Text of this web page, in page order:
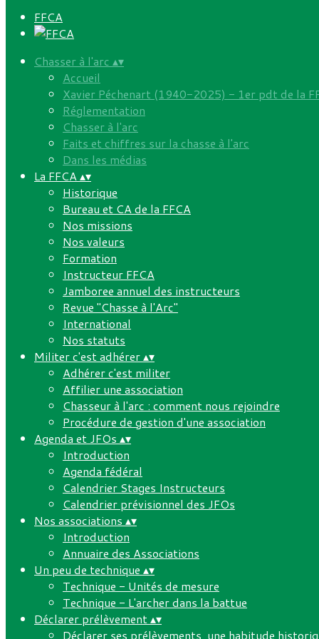
FFCA
Chasser à l'arc ▴▾
Accueil
Xavier Péchenart (1940-2025) - 1er pdt de la
Réglementation
Chasser à l'arc
Faits et chiffres sur la chasse à l'arc
Dans les médias
La FFCA▴▾
Historique
Bureau et CA de la FFCA
Nos missions
Nos valeurs
Formation
Instructeur FFCA
Jamboree annuel des instructeurs
Revue "Chasse à l'Arc"
International
Nos statuts
Militer c'est adhérer▴▾
Adhérer c'est militer
Affilier une association
Chasseur à l'arc : comment nous rejoindre
Procédure de gestion d'une association
Agenda et JFOs ▴▾
Introduction
Agenda fédéral
Calendrier Stages Instructeurs
Calendrier prévisionnel des JFOs
Nos associations ▴▾
Introduction
Annuaire des Associations
Un peu de technique ▴▾
Technique - Unités de mesure
Technique - L'archer dans la battue
Déclarer prélèvement▴▾
Déclarer ses prélèvements, une habitude